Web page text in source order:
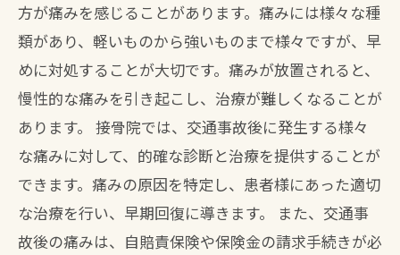
方が痛みを感じることがあります。痛みには様々な種
類があり、軽いものから強いものまで様々ですが、早
めに対処することが大切です。痛みが放置されると、
慢性的な痛みを引き起こし、治療が難しくなることが
あります。 接骨院では、交通事故後に発生する様々
な痛みに対して、的確な診断と治療を提供することが
できます。痛みの原因を特定し、患者様にあった適切
な治療を行い、早期回復に導きます。 また、交通事
故後の痛みは、自賠責保険や保険金の請求手続きが必